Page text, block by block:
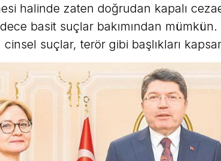
halinde zaten doğrudan kapalı
basit suçlar bakımından
suçlar, terör gibi başlıkları